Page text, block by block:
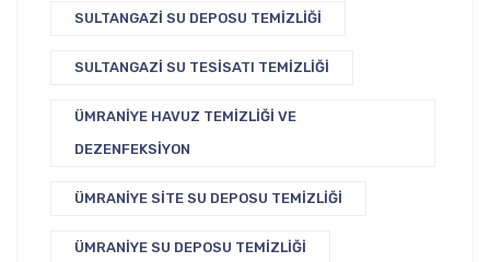
SULTANGAZI SU DEPOSU TEMIZLIĞI
SULTANGAZI SU TESISATI TEMIZLIĞI
ÜMRANIYE HAVUZ TEMIZLIĞI VE
DEZENFEKSIYON
ÜMRANIYE SITE SU DEPOSU TEMIZLIĞI
ÜMRANIYE SU DEPOSU TEMIZLIĞI